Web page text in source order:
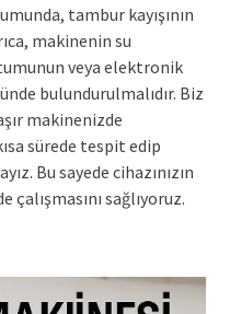
tambur kayışının
makinenin su
veya elektronik
bulundurulmalıdır. Biz
makinenizde
sürede tespit edip
Bu sayede cihazınızın
sağlıyoruz.